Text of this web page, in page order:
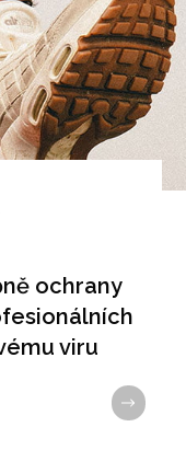
ochrany
viru